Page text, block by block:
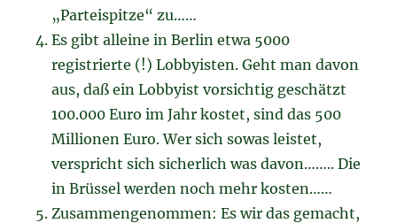
„Parteispitze“ zu……
Es gibt alleine in Berlin etwa 5000
registrierte (!) Lobbyisten. Geht man davon
aus, daß ein Lobbyist vorsichtig geschätzt
100.000 Euro im Jahr kostet, sind das 500
Millionen Euro. Wer sich sowas leistet,
verspricht sich sicherlich was davon…….. Die
in Brüssel werden noch mehr kosten……
Zusammengenommen: Es wir das gemacht,